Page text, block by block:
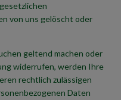
von uns gelöscht oder
geltend machen oder
widerrufen, werden Ihre
rechtlich zulässigen
Daten